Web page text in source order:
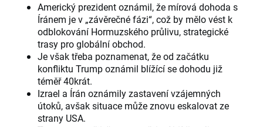
Americký prezident oznámil, že mírová dohoda s
Íránem je v „závěrečné fázi“, což by mělo vést k
odblokování Hormuzského průlivu, strategické
trasy pro globální obchod.
Je však třeba poznamenat, že od začátku
konfliktu Trump oznámil blížící se dohodu již
téměř 40krát.
Izrael a Írán oznámily zastavení vzájemných
útoků, avšak situace může znovu eskalovat ze
strany USA.